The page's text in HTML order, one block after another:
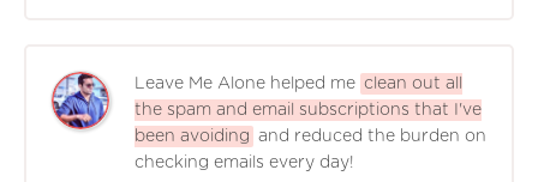
Leave Me Alone helped me clean out all
the spam and email subscriptions that I've
been avoiding and reduced the burden on
checking emails every day!